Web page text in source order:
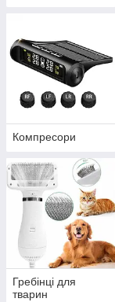
Компресори
Гребінці для
тварин